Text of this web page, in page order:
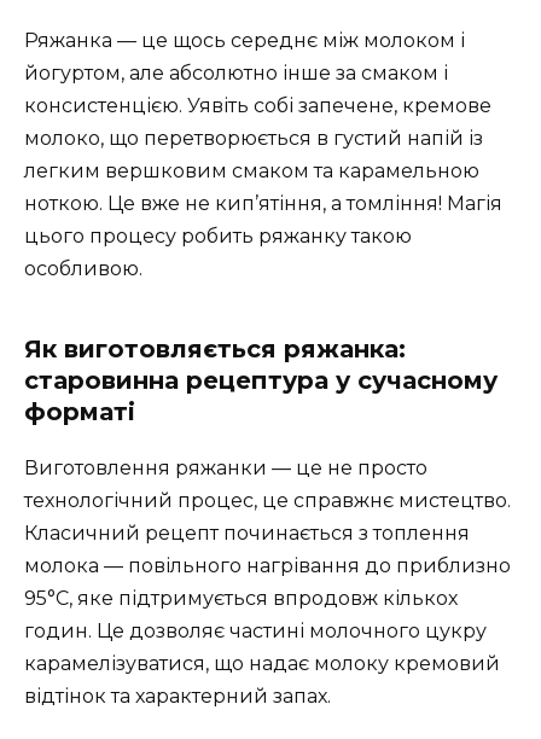
Ряжанка — це щось середнє між молоком і
йогуртом, але абсолютно інше за смаком і
консистенцією. Уявіть собі запечене, кремове
молоко, що перетворюється в густий напій із
легким вершковим смаком та карамельною
ноткою. Це вже не кип’ятіння, а томління! Магія
цього процесу робить ряжанку такою
особливою.
Як виготовляється ряжанка:
старовинна рецептура у сучасному
форматі
Виготовлення ряжанки — це не просто
технологічний процес, це справжнє мистецтво.
Класичний рецепт починається з топлення
молока — повільного нагрівання до приблизно
95°C, яке підтримується впродовж кількох
годин. Це дозволяє частині молочного цукру
карамелізуватися, що надає молоку кремовий
відтінок та характерний запах.